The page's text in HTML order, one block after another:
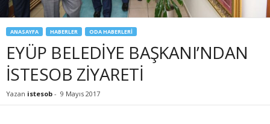
ANASAYFA HABERLER ODA HABERLERİ
EYÜP BELEDİYE BAŞKANI’NDAN
İSTESOB ZİYARETİ
Yazan istesob - 9 Mayıs 2017